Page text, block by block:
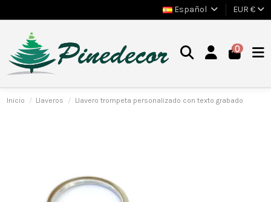
Español EUR €
0
Inicio Llaveros Llavero trompeta personalizado con texto grabado